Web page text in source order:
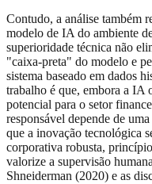
Contudo, a análise também
modelo de IA do ambiente
superioridade técnica não
"caixa-preta" do modelo e
sistema baseado em dados
trabalho é que, embora a IA
potencial para o setor
responsável depende de
que a inovação tecnológica
corporativa robusta,
valorize a supervisão
Shneiderman (2020) e as